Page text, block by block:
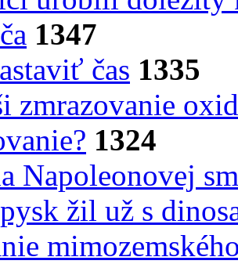
1347
čas 1335
zmrazovanie
1324
Napoleonovej
žil už s